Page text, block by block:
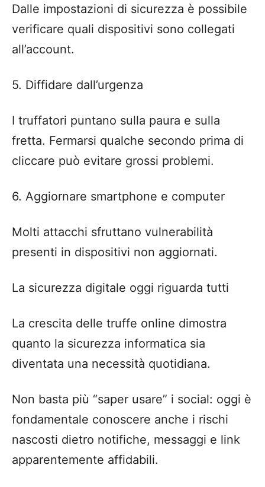
Dalle impostazioni di sicurezza è possibile
verificare quali dispositivi sono collegati
all’account.
5. Diffidare dall’urgenza
I truffatori puntano sulla paura e sulla
fretta. Fermarsi qualche secondo prima di
cliccare può evitare grossi problemi.
6. Aggiornare smartphone e computer
Molti attacchi sfruttano vulnerabilità
presenti in dispositivi non aggiornati.
La sicurezza digitale oggi riguarda tutti
La crescita delle truffe online dimostra
quanto la sicurezza informatica sia
diventata una necessità quotidiana.
Non basta più “saper usare” i social: oggi è
fondamentale conoscere anche i rischi
nascosti dietro notifiche, messaggi e link
apparentemente affidabili.